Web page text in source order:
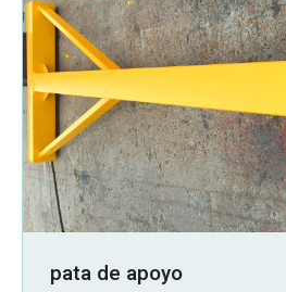
pata de apoyo